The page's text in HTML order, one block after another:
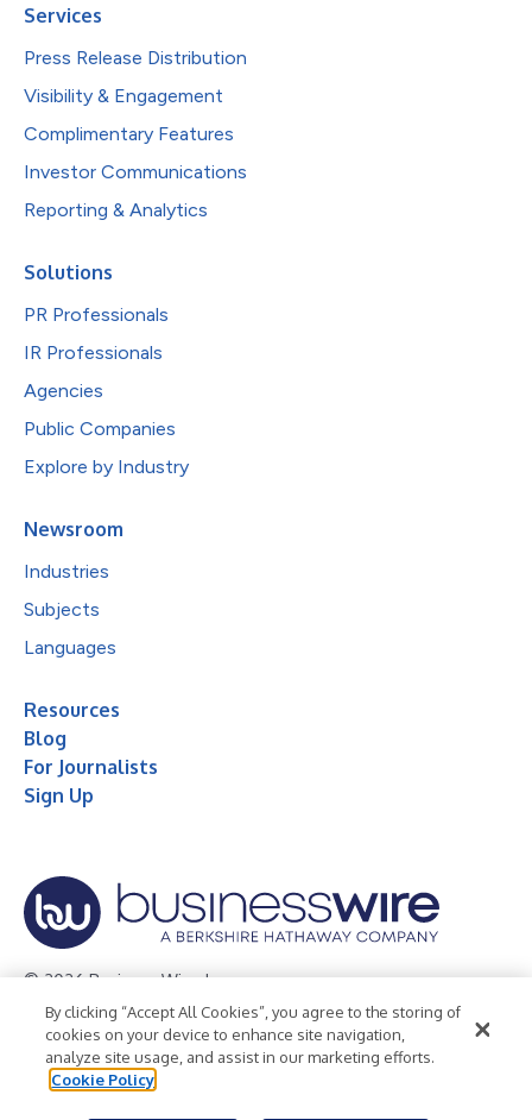
Services
Press Release Distribution
Visibility & Engagement
Complimentary Features
Investor Communications
Reporting & Analytics
Solutions
PR Professionals
IR Professionals
Agencies
Public Companies
Explore by Industry
Newsroom
Industries
Subjects
Languages
Resources
Blog
For Journalists
Sign Up
© 2026 Business Wire, Inc.
Privacy Policy Cookie Policy
Accessibility Statement
Terms of Use
Legal
By clicking “Accept All Cookies”, you agree to the storing of
cookies on your device to enhance site navigation,
analyze site usage, and assist in our marketing efforts.
Cookie Policy